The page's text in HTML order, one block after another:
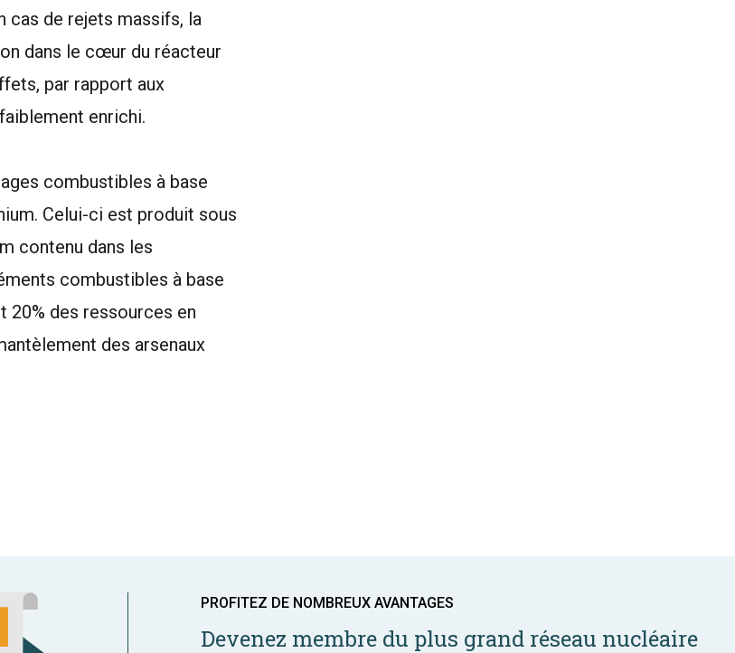
cas de rejets massifs, la
dans le cœur du réacteur
par rapport aux
enrichi.
combustibles à base
Celui-ci est produit sous
contenu dans les
combustibles à base
20% des ressources en
des arsenaux
PROFITEZ DE NOMBREUX AVANTAGES
Devenez membre du plus grand réseau nucléaire